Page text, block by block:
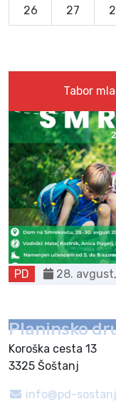
26 27
Tabor
PD 28.
Planinsko
Koroška cesta 13
3325 Šoštanj
info@pd-